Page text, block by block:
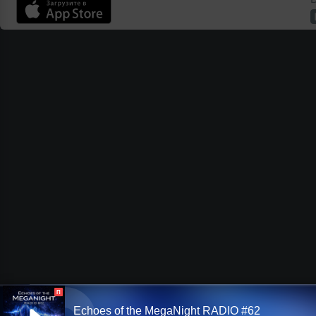
П
Echoes of the MegaNight RADIO #62